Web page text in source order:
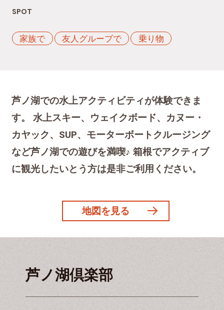
SPOT
家族で 友人グループで 乗り物
芦ノ湖での水上アクティビティが体験できま
す。 水上スキー、ウェイクボード、カヌー・
カヤック、SUP、モーターボートクルージング
など芦ノ湖での遊びを満喫♪ 箱根でアクティブ
に観光したいとう方は是非ご利用ください。
地図を見る
芦ノ湖倶楽部